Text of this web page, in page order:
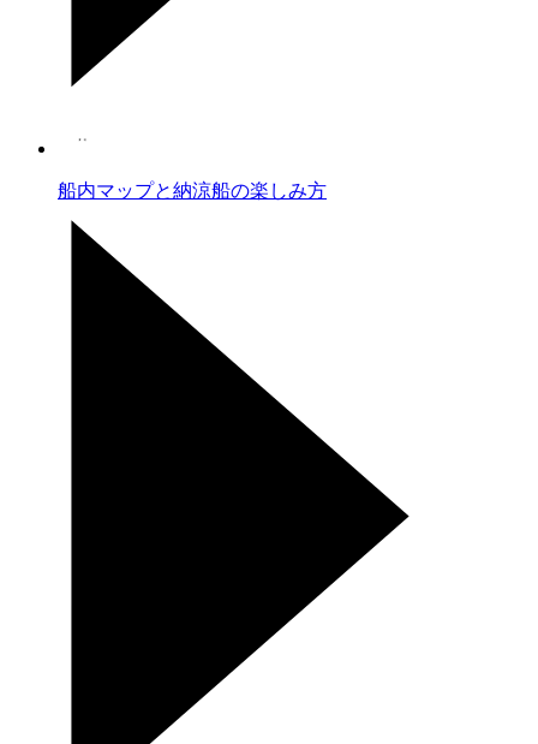
船内マップと納涼船の楽しみ方